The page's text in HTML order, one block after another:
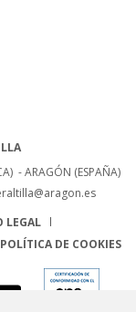
- ARAGÓN (ESPAÑA)
LEGAL
POLÍTICA DE COOKIES